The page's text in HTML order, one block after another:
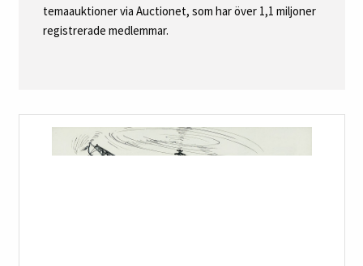
temaauktioner via Auctionet, som har över 1,1 miljoner
registrerade medlemmar.